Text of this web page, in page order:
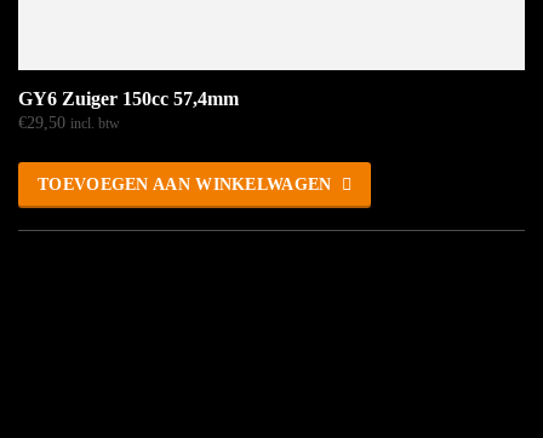
GY6 Zuiger 150cc 57,4mm
€29,50 incl. btw
TOEVOEGEN AAN WINKELWAGEN